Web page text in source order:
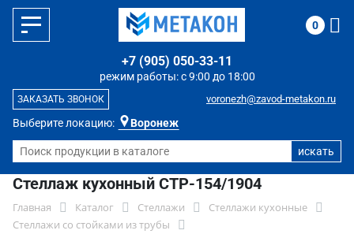
Выберите локацию: Воронеж
режим работы: с 9:00 до 18:00
+7 (905) 050-33-11
voronezh@zavod-metakon.ru
ЗАКАЗАТЬ ЗВОНОК
0
Стеллаж кухонный СТР-154/1904
Главная Каталог Стеллажи
Стеллажи кухонные
Стеллажи со стойками из трубы